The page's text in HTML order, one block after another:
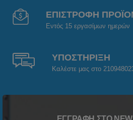
ΕΠΙΣΤΡΟΦΗ
Εντός 15 εργασίμων ημερών
ΥΠΟΣΤΗΡΙΞΗ
Καλέστε μας στο